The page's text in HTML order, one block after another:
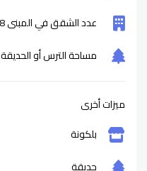
عدد الشقق في المبنى 8
مساحة الترس أو الحديقة 150
ميزات أخرى
بلكونة
حديقة